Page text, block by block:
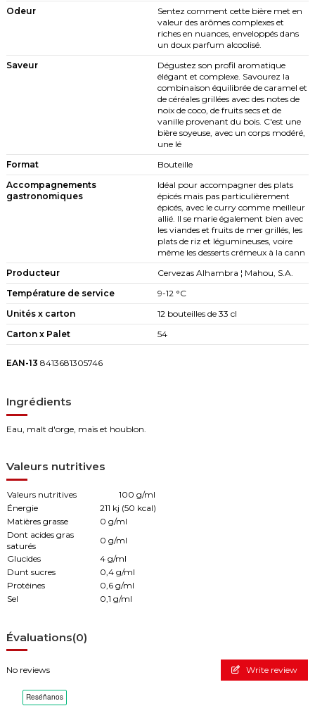
Odeur
Sentez comment cette bière met en
valeur des arômes complexes et
riches en nuances, enveloppés dans
un doux parfum alcoolisé.
Saveur
Dégustez son profil aromatique
élégant et complexe. Savourez la
combinaison équilibrée de caramel et
de céréales grillées avec des notes de
noix de coco, de fruits secs et de
vanille provenant du bois. C'est une
bière soyeuse, avec un corps modéré,
une lé
Format
Bouteille
Accompagnements
gastronomiques
Idéal pour accompagner des plats
épicés mais pas particulièrement
épicés, avec le curry comme meilleur
allié. Il se marie également bien avec
les viandes et fruits de mer grillés, les
plats de riz et légumineuses, voire
même les desserts crémeux à la cann
Producteur
Cervezas Alhambra ¦ Mahou, S.A.
Température de service
9-12 °C
Unités x carton
12 bouteilles de 33 cl
Carton x Palet
54
EAN-13 8413681305746
Ingrédients
Eau, malt d'orge, maïs et houblon.
Valeurs nutritives
Valeurs nutritives
100 g/ml
Énergie
211 kj (50 kcal)
Matières grasse
0 g/ml
Dont acides gras
saturés
0 g/ml
Glucides
4 g/ml
Dunt sucres
0,4 g/ml
Protéines
0,6 g/ml
Sel
0,1 g/ml
Évaluations(0)
No reviews Write review